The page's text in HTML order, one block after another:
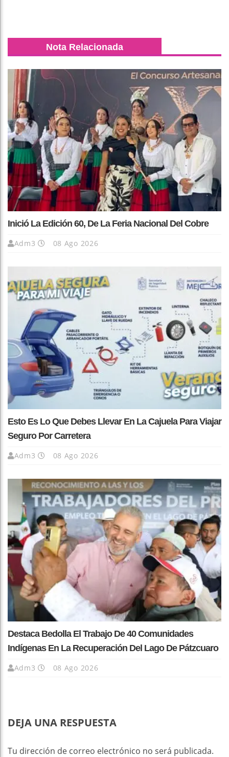
Nota Relacionada
Inició La Edición 60, De La Feria Nacional Del Cobre
Adm3 08 Ago 2026
Esto Es Lo Que Debes Llevar En La Cajuela Para Viajar
Seguro Por Carretera
Adm3 08 Ago 2026
Destaca Bedolla El Trabajo De 40 Comunidades
Indígenas En La Recuperación Del Lago De Pátzcuaro
Adm3 08 Ago 2026
DEJA UNA RESPUESTA
Tu dirección de correo electrónico no será publicada.